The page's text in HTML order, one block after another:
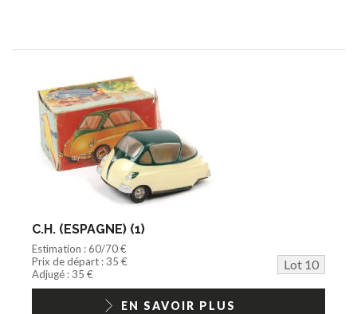
C.H. (ESPAGNE) (1)
Estimation : 60/70 €
Prix de départ : 35 €
Lot 10
Adjugé : 35 €
EN SAVOIR PLUS